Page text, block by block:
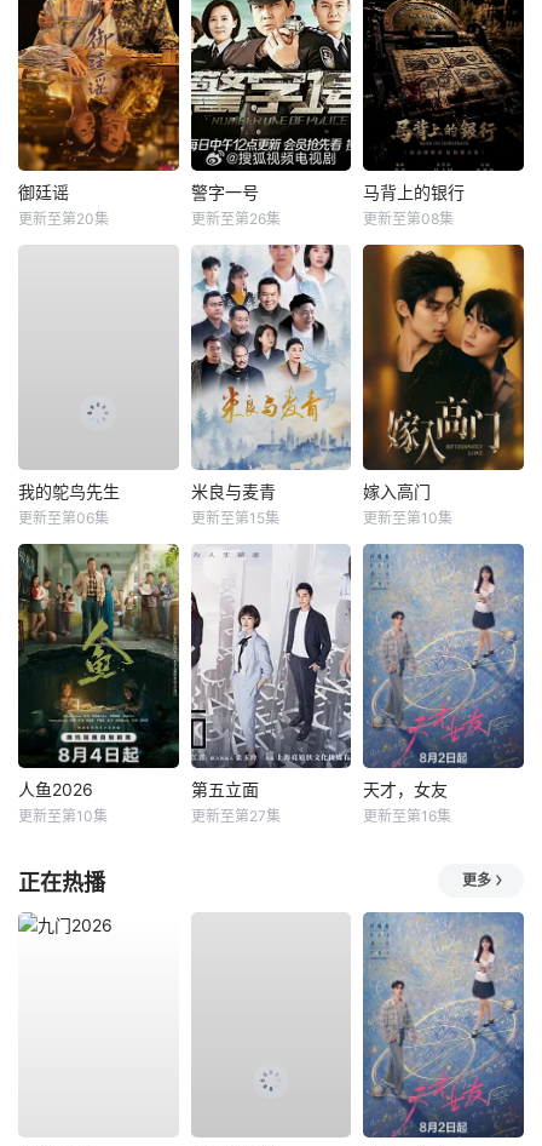
御廷谣
更新至第20集
警字一号
更新至第26集
马背上的银行
更新至第08集
我的鸵鸟先生
更新至第06集
米良与麦青
更新至第15集
嫁入高门
更新至第10集
人鱼2026
更新至第10集
第五立面
更新至第27集
天才，女友
更新至第16集
正在热播 更多